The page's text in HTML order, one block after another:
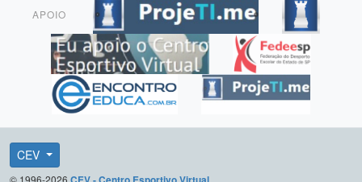
APOIO
CEV
© 1996-2026